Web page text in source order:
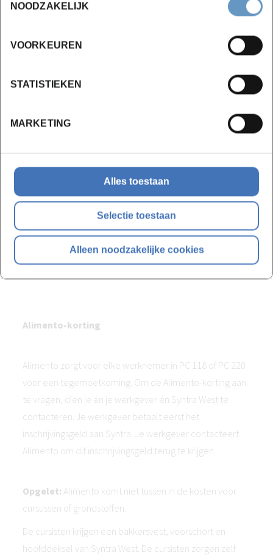
NOODZAKELIJK
VOORKEUREN
STATISTIEKEN
MARKETING
Alles toestaan
Selectie toestaan
Alleen noodzakelijke cookies
Visie en strategie van de onderneming
Personeelsbeleid
Productassortiment en prijszetting
Bijkomende info
De lessen zullen wekelijks doorgaan van 18u30 tot 22u.
Alimento-korting
Alimento zorgt voor elke werknemer in PC 118 of PC 220
voor een tegemoetkoming. Om de Alimento-korting aan
te vragen, dien je én je werkgever én Syntra West te
contacteren. Je werkgever betaalt eerst het
inschrijvingsgeld aan Syntra. Je werkgever contacteert
Alimento om dit inschrijvingsgeld terug te krijgen.
Opgelet: Alimento komt niet tussen in de kosten voor
cursussen of grondstoffen.
De cursisten krijgen een bakkersvest, voorschort en
hoofddeksel van Syntra West. De cursisten zorgen zelf